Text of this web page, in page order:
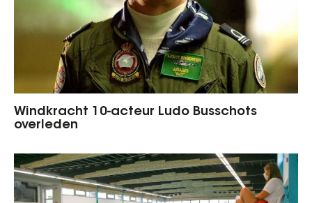
Windkracht 10-acteur Ludo Busschots
overleden